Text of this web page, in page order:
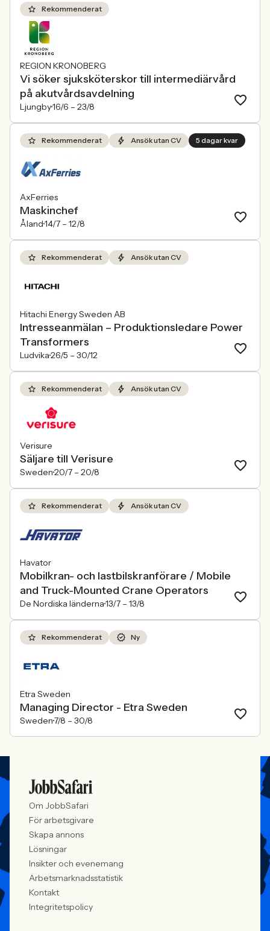
Rekommenderat
REGION KRONOBERG
Vi söker sjuksköterskor till intermediärvård
på akutvårdsavdelning
Ljungby16/6 – 23/8
Rekommenderat Ansök utan CV 5 dagar kvar
AxFerries
Maskinchef
Åland14/7 – 12/8
Rekommenderat Ansök utan CV
Hitachi Energy Sweden AB
Intresseanmälan – Produktionsledare Power
Transformers
Ludvika26/5 – 30/12
Rekommenderat Ansök utan CV
Verisure
Säljare till Verisure
Sweden20/7 – 20/8
Rekommenderat Ansök utan CV
Havator
Mobilkran- och lastbilskranförare / Mobile
and Truck-Mounted Crane Operators
De Nordiska länderna13/7 – 13/8
Rekommenderat Ny
Etra Sweden
Managing Director - Etra Sweden
Sweden7/8 – 30/8
Om JobbSafari
För arbetsgivare
Skapa annons
Lösningar
Insikter och evenemang
Arbetsmarknadsstatistik
Kontakt
Integritetspolicy